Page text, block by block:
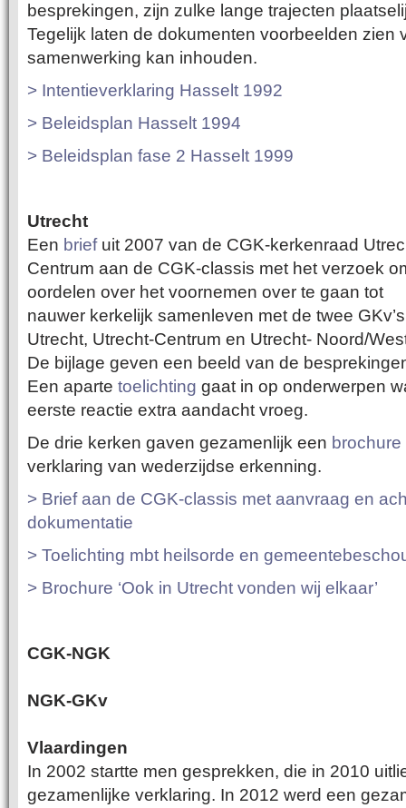
besprekingen, zijn zulke lange trajecten
Tegelijk laten de dokumenten voorbeelden zien
samenwerking kan inhouden.
> Intentieverklaring Hasselt 1992
> Beleidsplan Hasselt 1994
> Beleidsplan fase 2 Hasselt 1999
Utrecht
Een brief uit 2007 van de CGK-kerkenraad
Centrum aan de CGK-classis met het verzoek
oordelen over het voornemen over te gaan tot
nauwer kerkelijk samenleven met de twee
Utrecht, Utrecht-Centrum en Utrecht- Noord/
De bijlage geven een beeld van de
Een aparte toelichting gaat in op onderwerpen
eerste reactie extra aandacht vroeg.
De drie kerken gaven gezamenlijk een brochure
verklaring van wederzijdse erkenning.
> Brief aan de CGK-classis met aanvraag en
dokumentatie
> Toelichting mbt heilsorde en
> Brochure ‘Ook in Utrecht vonden wij elkaar’
CGK-NGK
NGK-GKv
Vlaardingen
In 2002 startte men gesprekken, die in 2010
gezamenlijke verklaring. In 2012 werd een